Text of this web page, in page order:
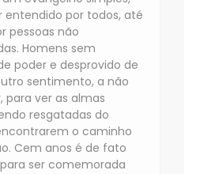
entendido por todos, até
pessoas não
Homens sem
poder e desprovido de
sentimento, a não
para ver as almas
resgatadas do
o caminho
Cem anos é de fato
ser comemorada